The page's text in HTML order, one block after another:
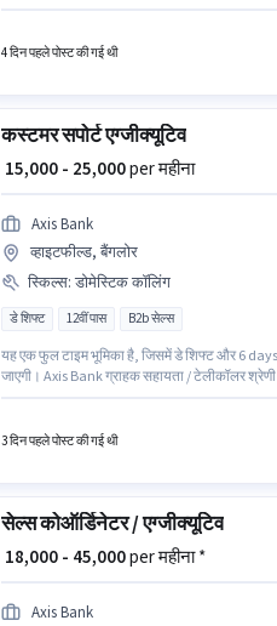
4 दिन पहले पोस्ट की गई थी
कस्टमर सपोर्ट एग्जीक्यूटिव
₹ 15,000 - 25,000per महीना
Axis Bank
व्हाइटफील्ड, बैंगलोर
स्किल्स: डोमेस्टिक कॉलिंग
डे शिफ्ट 12वीं पास B2b सेल्स
यह एक फुल टाइम भूमिका है, जिसमें डे शिफ्ट और 6 days
जाएगी। Axis Bank ग्राहक सहायता / टेलीकॉलर
3 दिन पहले पोस्ट की गई थी
सेल्स कोऑर्डिनेटर / एग्जीक्यूटिव
₹ 18,000 - 45,000per महीना *
Axis Bank